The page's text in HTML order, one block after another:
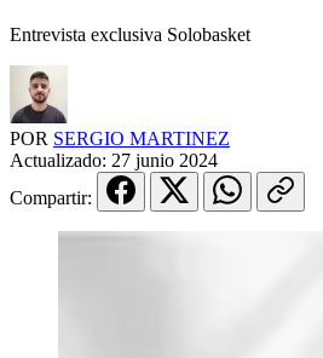
Entrevista exclusiva Solobasket
POR SERGIO MARTINEZ
Actualizado: 27 junio 2024
Compartir: